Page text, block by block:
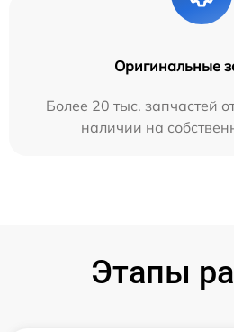
Оригинальные
Более 20 тыс. запчастей
наличии на
Этапы